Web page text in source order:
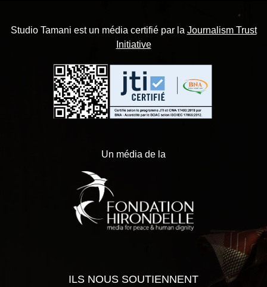
Studio Tamani est un média certifié par la Journalism Trust
Initiative
Un média de la
ILS NOUS SOUTIENNENT